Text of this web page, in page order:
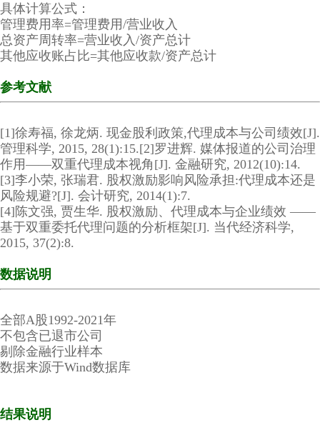
具体计算公式：
管理费用率=管理费用/营业收入
总资产周转率=营业收入/资产总计
其他应收账占比=其他应收款/资产总计
参考文献
[1]徐寿福, 徐龙炳. 现金股利政策,代理成本与公司绩效[J].
管理科学, 2015, 28(1):15.[2]罗进辉. 媒体报道的公司治理
作用——双重代理成本视角[J]. 金融研究, 2012(10):14.
[3]李小荣, 张瑞君. 股权激励影响风险承担:代理成本还是
风险规避?[J]. 会计研究, 2014(1):7.
[4]陈文强, 贾生华. 股权激励、代理成本与企业绩效 ——
基于双重委托代理问题的分析框架[J]. 当代经济科学,
2015, 37(2):8.
数据说明
全部A股1992-2021年
不包含已退市公司
剔除金融行业样本
数据来源于Wind数据库
结果说明